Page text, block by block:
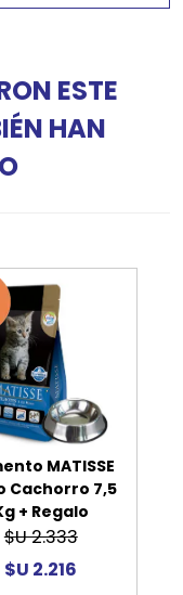
ESTE
HAN
MATISSE
Cachorro 7,5
+ Regalo
$U 2.333
$U 2.216